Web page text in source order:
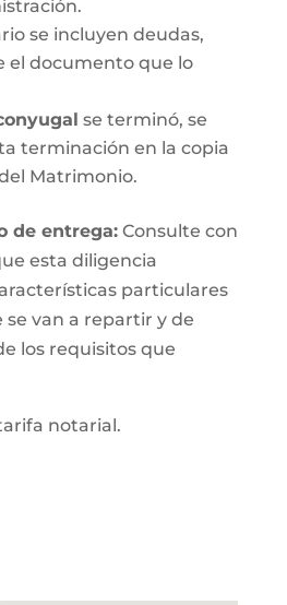
se incluyen deudas,
el documento que lo
se terminó, se
terminación en la copia
Matrimonio.
de entrega:Consulte con
esta diligencia
particulares
se van a repartir y de
los requisitos que
notarial.